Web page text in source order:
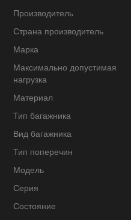
Производитель
Страна производитель
Марка
Максимально допустимая
нагрузка
Материал
Тип багажника
Вид багажника
Тип поперечин
Модель
Серия
Состояние